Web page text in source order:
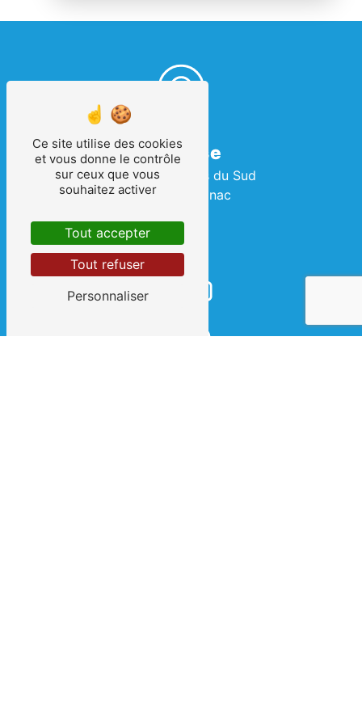
Adresse
2 Rue des Terres du Sud
34990 Juvignac
Ce site utilise des cookies
et vous donne le contrôle
sur ceux que vous
souhaitez activer
Tout accepter
Tout refuser
Personnaliser